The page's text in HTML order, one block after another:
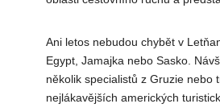
Ani letos nebudou chybět v
Egypt, Jamajka nebo Sasko.
několik specialistů z Gruzie nebo
nejlákavějších amerických